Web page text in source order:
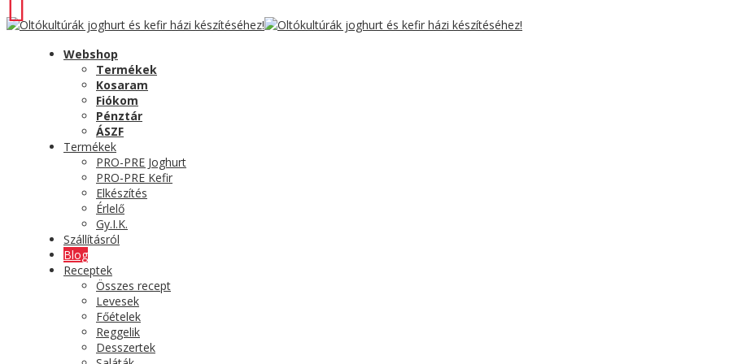
Webshop
Termékek
Kosaram
Fiókom
Pénztár
ÁSZF
Termékek
PRO-PRE Joghurt
PRO-PRE Kefir
Elkészítés
Érlelő
Gy.I.K.
Szállításról
Blog
Receptek
Összes recept
Levesek
Főételek
Reggelik
Desszertek